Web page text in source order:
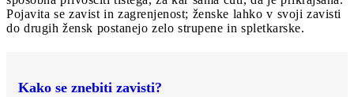
Pojavita se zavist in zagrenjenost; ženske lahko v svoji zavisti
do drugih žensk postanejo zelo strupene in spletkarske.
Kako se znebiti zavisti?